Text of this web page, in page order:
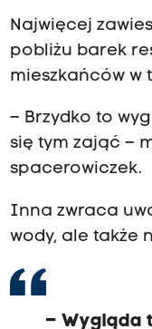
Najwięcej
pobliżu barek
mieszkańców w
– Brzydko to
się tym zająć –
spacerowiczek.
Inna zwraca
wody, ale także
– Wygląda